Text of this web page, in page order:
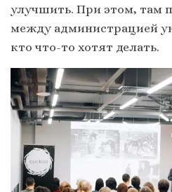
улучшить. При этом, там
между администрацией
кто что-то хотят делать.